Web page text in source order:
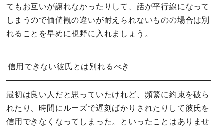
てもお互いが譲れなかったりして、話が平行線になって
しまうので価値観の違いが耐えられないものの場合は別
れることを早めに視野に入れましょう。
信用できない彼氏とは別れるべき
最初は良い人だと思っていたけれど、頻繁に約束を破ら
れたり、時間にルーズで遅刻ばかりされたりして彼氏を
信用できなくなってしまった。といったことはありませ